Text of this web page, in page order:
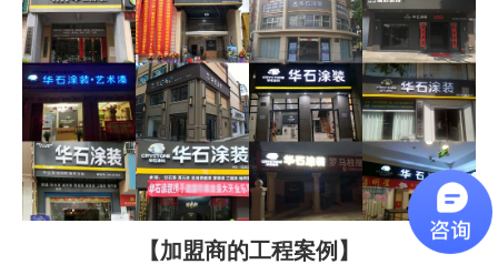
【加盟商的工程案例】